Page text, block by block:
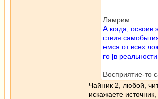
Ламрим:
А когда, освоив
ствия
емся от всех
го [в
Восприятие-то
Чайник 2, любой,
искажаете